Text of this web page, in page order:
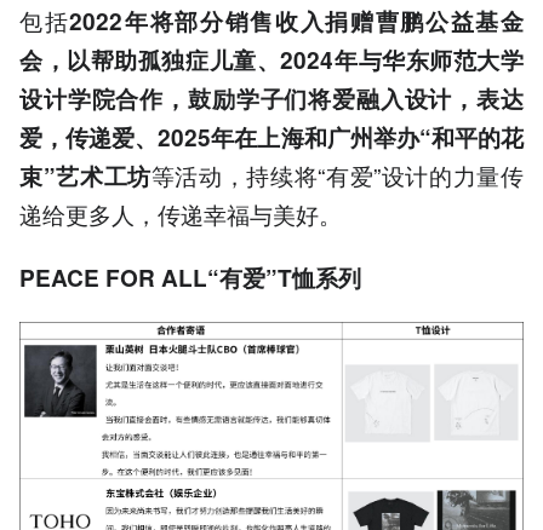
包括2022年将部分销售收入捐赠曹鹏公益基金
会，以帮助孤独症儿童、2024年与华东师范大学
设计学院合作，鼓励学子们将爱融入设计，表达
爱，传递爱、2025年在上海和广州举办“和平的花
束”艺术工坊等活动，持续将“有爱”设计的力量传
递给更多人，传递幸福与美好。
PEACE FOR ALL“有爱”T恤系列